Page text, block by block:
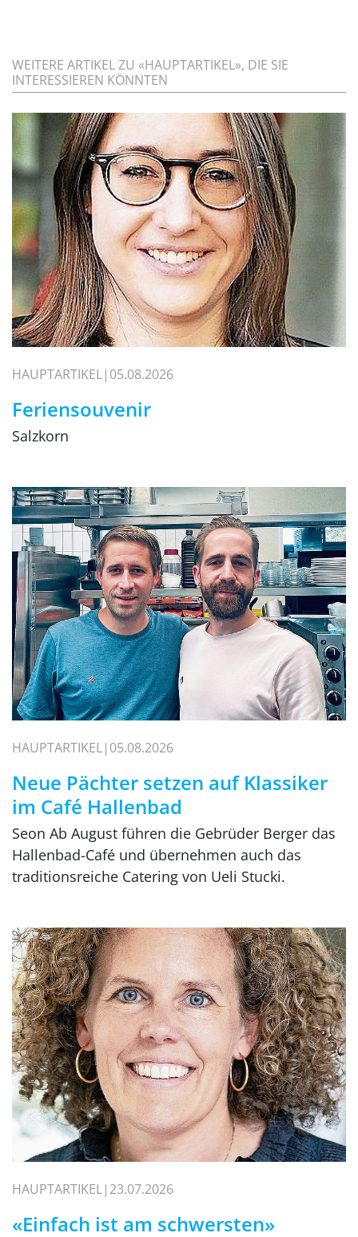
WEITERE ARTIKEL ZU «HAUPTARTIKEL», DIE SIE
INTERESSIEREN KÖNNTEN
HAUPTARTIKEL 05.08.2026
Feriensouvenir
Salzkorn
HAUPTARTIKEL 05.08.2026
Neue Pächter setzen auf Klassiker
im Café Hallenbad
Seon Ab August führen die Gebrüder Berger das
Hallenbad-Café und übernehmen auch das
traditionsreiche Catering von Ueli Stucki.
HAUPTARTIKEL 23.07.2026
«Einfach ist am schwersten»